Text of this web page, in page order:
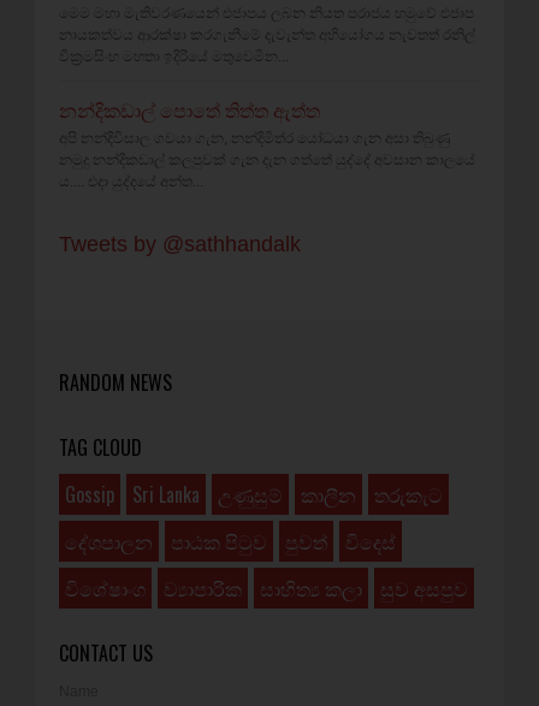
මෙම මහා මැතිවරණයෙන් එජාපය ලබන නියත පරාජය හමුවේ එජාප
නායකත්වය ආරක්ෂා කරගැනීමේ දැවැන්ත අභියෝගය නැවතත් රනිල්
වික්‍රමසිංහ මහතා ඉදිරියේ මතුවෙමින...
නන්දිකඩාල් පොතේ තිත්ත ඇත්ත
අපි නන්දිවිසාල ගවයා ගැන, නන්දිමිත්ර යෝධයා ගැන අසා තිබුණු
නමුදු නන්දිකඩාල් කලපුවක් ගැන දැන ගත්තේ යුද්දේ අවසාන කාලයේ
ය.... එදා යුද්දයේ අන්ත...
Tweets by @sathhandalk
RANDOM NEWS
TAG CLOUD
Gossip
Sri Lanka උණුසුම් කාලීන
තරුකැට
දේශපාලන
පාඨක පිටුව පුවත්
විදෙස්
විශේෂාංග
ව්‍යාපාරික සාහිත්‍ය කලා සුව අසපුව
CONTACT US